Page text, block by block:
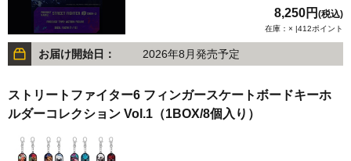
8,250円 (税込)
在庫：× |412ポイント
お届け開始日： 2026年8月発売予定
ストリートファイター6 フィンガースケートボードキーホ
ルダーコレクション Vol.1（1BOX/8個入り）